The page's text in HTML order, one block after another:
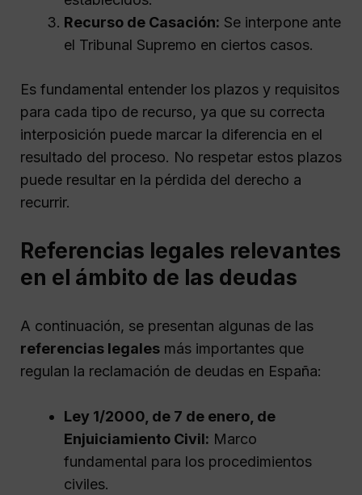
Recurso de Casación: Se interpone ante
el Tribunal Supremo en ciertos casos.
Es fundamental entender los plazos y requisitos
para cada tipo de recurso, ya que su correcta
interposición puede marcar la diferencia en el
resultado del proceso. No respetar estos plazos
puede resultar en la pérdida del derecho a
recurrir.
Referencias legales relevantes
en el ámbito de las deudas
A continuación, se presentan algunas de las
referencias legales más importantes que
regulan la reclamación de deudas en España:
Ley 1/2000, de 7 de enero, de
Enjuiciamiento Civil: Marco
fundamental para los procedimientos
civiles.